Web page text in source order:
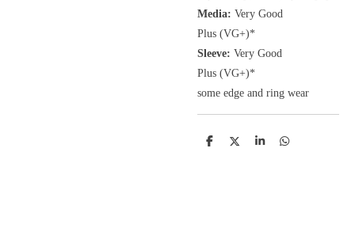
Media: Very Good
Plus (VG+)*
Sleeve: Very Good
Plus (VG+)*
some edge and ring wear
D
D
S
D